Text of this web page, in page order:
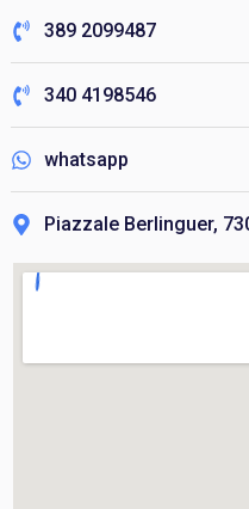
389 2099487
340 4198546
whatsapp
Piazzale Berlinguer,